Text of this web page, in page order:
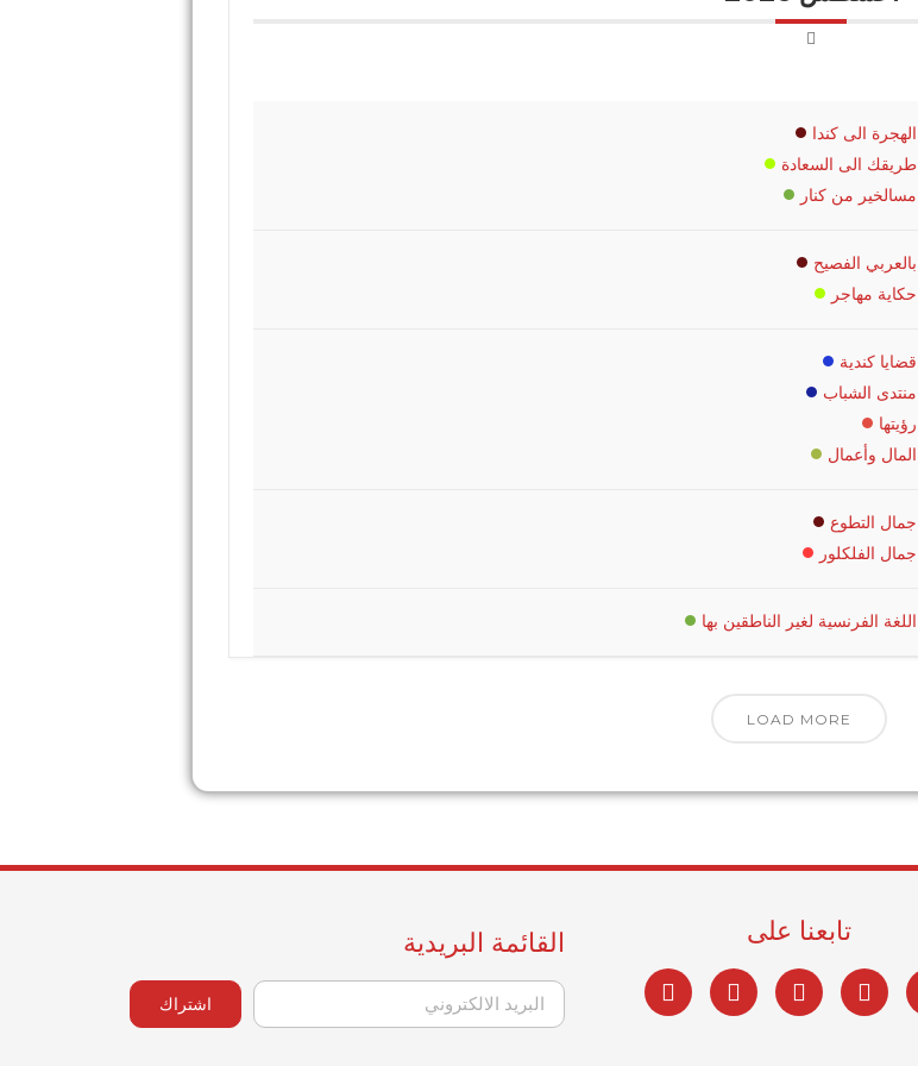
الهجرة الى كندا
طريقك الى السعادة
مسالخير من كنار
بالعربي الفصيح
حكاية مهاجر
قضايا كندية
منتدى الشباب
رؤيتها
المال وأعمال
جمال التطوع
جمال الفلكلور
اللغة الفرنسية لغير الناطقين بها
LOAD MORE
تابعنا على القائمة البريدية
اشتراك